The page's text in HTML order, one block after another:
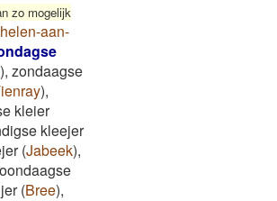
zo mogelijk
aan-
), zondaagse
),
kleier
kleejer
(Jabeek),
(Bree),